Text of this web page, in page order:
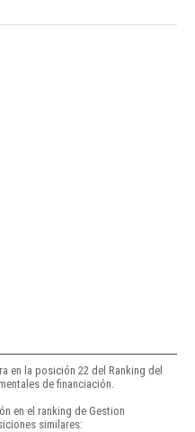
en la posición 22 del Ranking del
de financiación.
en el ranking de Gestion
similares: